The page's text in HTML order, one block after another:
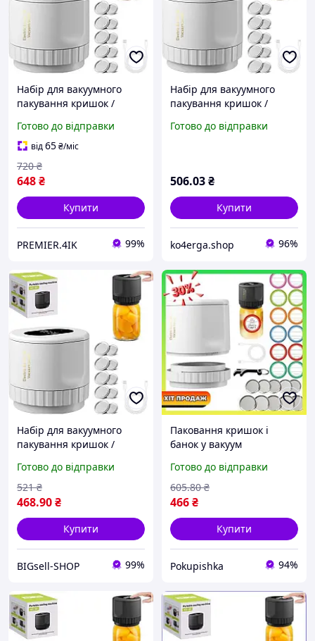
Набір для вакуумного
пакування кришок /
Готово до відправки
від65₴/міс
648₴
720 ₴
Купити
PREMIER.4IK 99%
Набір для вакуумного
пакування кришок /
Готово до відправки
506.03₴
Купити
ko4erga.shop 96%
Набір для вакуумного
пакування кришок /
Готово до відправки
468.90₴
521 ₴
Купити
BIGsell-SHOP 99%
Паковання кришок і
банок у вакуум
Готово до відправки
466₴
605.80 ₴
Купити
Pokupishka 94%